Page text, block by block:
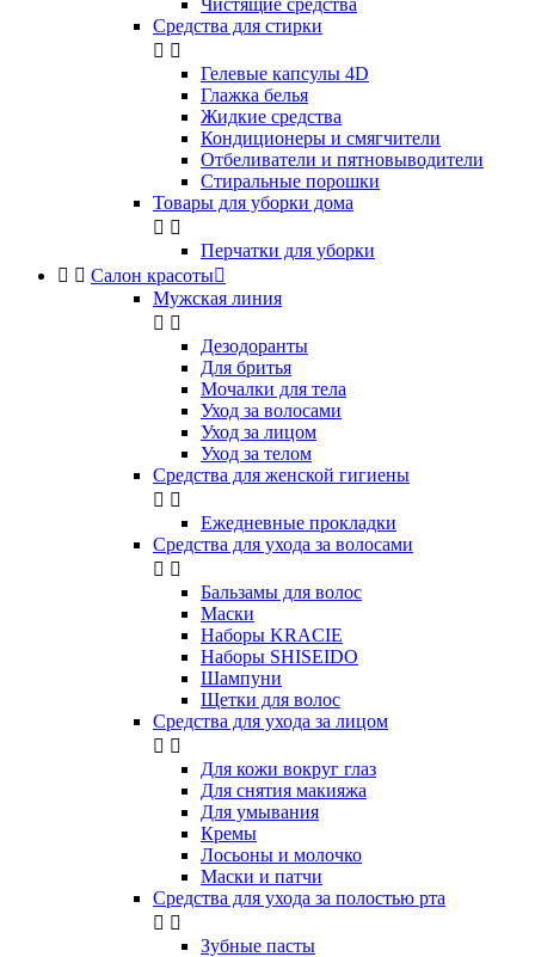
Чистящие средства
Средства для стирки
 
Гелевые капсулы 4D
Глажка белья
Жидкие средства
Кондиционеры и смягчители
Отбеливатели и пятновыводители
Стиральные порошки
Товары для уборки дома
 
Перчатки для уборки
  Салон красоты
Мужская линия
 
Дезодоранты
Для бритья
Мочалки для тела
Уход за волосами
Уход за лицом
Уход за телом
Средства для женской гигиены
 
Ежедневные прокладки
Средства для ухода за волосами
 
Бальзамы для волос
Маски
Наборы KRACIE
Наборы SHISEIDO
Шампуни
Щетки для волос
Средства для ухода за лицом
 
Для кожи вокруг глаз
Для снятия макияжа
Для умывания
Кремы
Лосьоны и молочко
Маски и патчи
Средства для ухода за полостью рта
 
Зубные пасты